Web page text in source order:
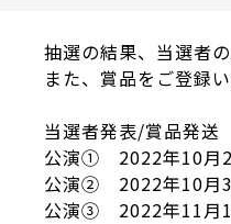
抽選の結果、当選者
また、賞品をご登録
当選者発表/賞品発送
公演① 2022年10月
公演② 2022年10月
公演③ 2022年11月